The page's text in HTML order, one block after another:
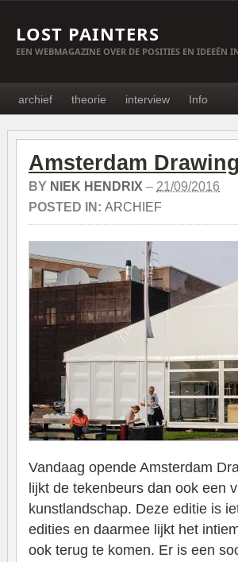
LOST PAINTERS
EEN WEBMAGAZINE OVER DE POSITIES EN IDEEËN
archief theorie interview Info
Amsterdam
BY NIEK HENDRIX – 21/09/2016
POSTED IN: ARCHIEF
Vandaag opende Amsterdam
lijkt de tekenbeurs dan ook een
kunstlandschap. Deze editie is
edities en daarmee lijkt het
ook terug te komen. Er is een